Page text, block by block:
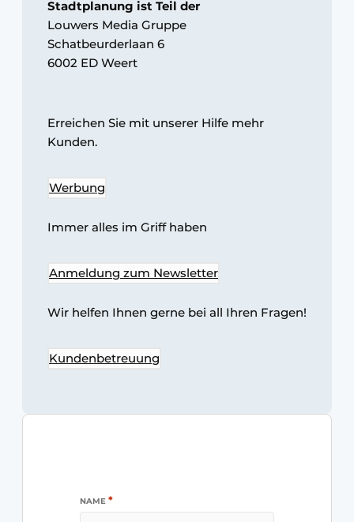
Podcasts
Datenschutz / Cookie-Erklärung
GeschichteMetadaten
Freie Stellen
Glas
Modularer Aufbau
Stadtplanung ist Teil der
Louwers Media Gruppe
Schatbeurderlaan 6
6002 ED Weert
Erreichen Sie mit unserer Hilfe mehr
Kunden.
Werbung
Immer alles im Griff haben
Anmeldung zum Newsletter
Wir helfen Ihnen gerne bei all Ihren Fragen!
Kundenbetreuung
NAME *